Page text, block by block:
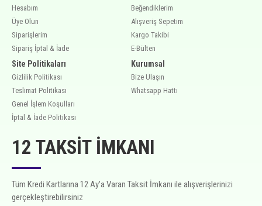
Hesabım
Üye Olun
Siparişlerim
Sipariş İptal & İade
Site Politikaları
Gizlilik Politikası
Teslimat Politikası
Genel İşlem Koşulları
İptal & İade Politikası
Beğendiklerim
Alışveriş Sepetim
Kargo Takibi
E-Bülten
Kurumsal
Bize Ulaşın
Whatsapp Hattı
12 TAKSIT İMKANI
Tüm Kredi Kartlarına 12 Ay'a Varan Taksit İmkanı ile alışverişlerinizi
gerçekleştirebilirsiniz